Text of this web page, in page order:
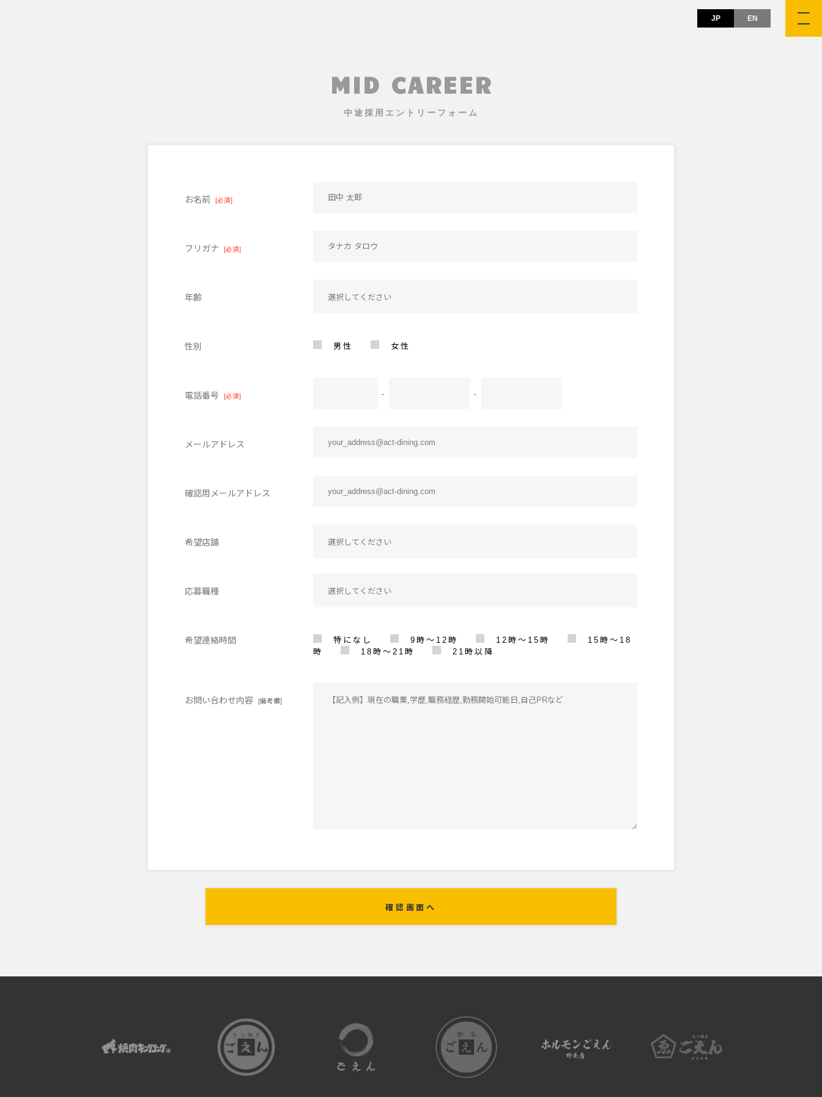
JP EN
MID CAREER
中途採用エントリーフォーム
お名前 [必須]
フリガナ [必須]
年齢
性別 男性 女性
電話番号 [必須] - -
メールアドレス
確認用メールアドレス
希望店舗
応募職種
希望連絡時間 特になし 9時〜12時 12時〜15時
15時〜18
時
18時〜21時 21時以降
お問い合わせ内容 [備考欄]